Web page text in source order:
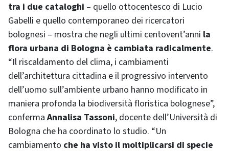
tra i due cataloghi – quello ottocentesco di Lucio
Gabelli e quello contemporaneo dei ricercatori
bolognesi – mostra che negli ultimi centovent’anni la
flora urbana di Bologna è cambiata radicalmente.
“Il riscaldamento del clima, i cambiamenti
dell’architettura cittadina e il progressivo intervento
dell’uomo sull’ambiente urbano hanno modificato in
maniera profonda la biodiversità floristica bolognese”,
confermaAnnalisa Tassoni, docente dell’Università di
Bologna che ha coordinato lo studio. “Un
cambiamento che ha visto il moltiplicarsi di specie